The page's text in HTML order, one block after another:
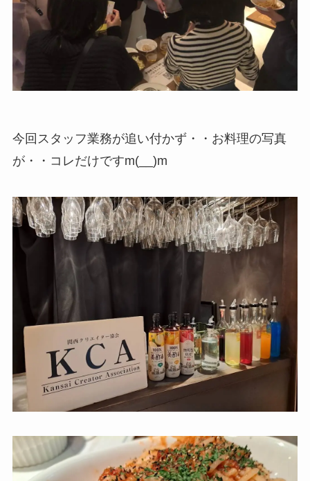
今回スタッフ業務が追い付かず・・お料理の写真
が・・コレだけですm(__)m